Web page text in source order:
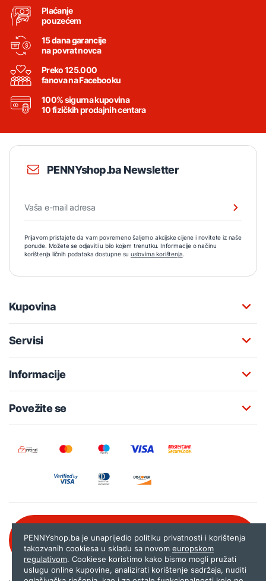
Plaćanje
pouzećem
15 dana garancije
na povrat novca
Preko 125.000
fanova na Facebooku
100% sigurna kupovina
10 fizičkih prodajnih centara
PENNYshop.ba Newsletter
Prijavom pristajete da vam povremeno šaljemo akcijske cijene i novitete iz naše
ponude. Možete se odjaviti u bilo kojem trenutku. Informacije o načinu
korištenja ličnih podataka dostupne su uslovima korištenja.
Kupovina
Servisi
Informacije
Povežite se
080 020 261
PENNYshop.ba je unaprijedio politiku privatnosti i korištenja
takozvanih cookiesa u skladu sa novom europskom
regulativom. Cookiese koristimo kako bismo mogli pružati
uslugu online kupovine, analizirati korištenje sadržaja, nuditi